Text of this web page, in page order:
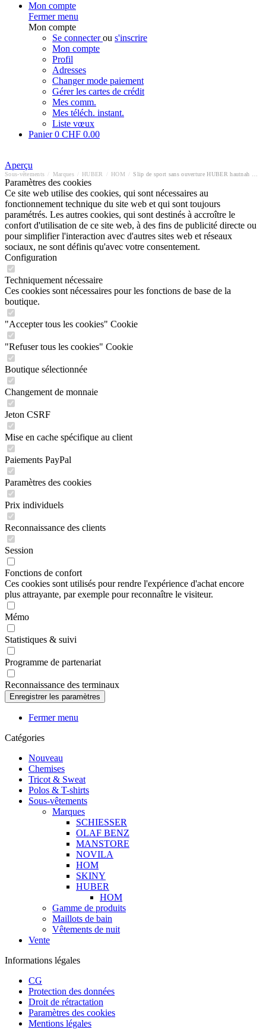
Mon compte
Fermer menu
Mon compte
Se connecterou s'inscrire
Mon compte
Profil
Adresses
Changer mode paiement
Gérer les cartes de crédit
Mes comm.
Mes téléch. instant.
Liste vœux
Panier0 CHF 0.00
Aperçu
Sous-vêtements Marques HUBER HOM
Paramètres des cookies
Ce site web utilise des cookies, qui sont nécessaires au
fonctionnement technique du site web et qui sont toujours
paramétrés. Les autres cookies, qui sont destinés à accroître le
confort d'utilisation de ce site web, à des fins de publicité directe ou
pour simplifier l'interaction avec d'autres sites web et réseaux
sociaux, ne sont définis qu'avec votre consentement.
Configuration
Techniquement nécessaire
Ces cookies sont nécessaires pour les fonctions de base de la
boutique.
"Accepter tous les cookies" Cookie
"Refuser tous les cookies" Cookie
Boutique sélectionnée
Changement de monnaie
Jeton CSRF
Mise en cache spécifique au client
Paiements PayPal
Paramètres des cookies
Prix individuels
Reconnaissance des clients
Session
Fonctions de confort
Ces cookies sont utilisés pour rendre l'expérience d'achat encore
plus attrayante, par exemple pour reconnaître le visiteur.
Mémo
Statistiques & suivi
Programme de partenariat
Reconnaissance des terminaux
Fermer menu
Catégories
Nouveau
Chemises
Tricot & Sweat
Polos & T-shirts
Sous-vêtements
Marques
SCHIESSER
OLAF BENZ
MANSTORE
NOVILA
HOM
SKINY
HUBER
HOM
Gamme de produits
Maillots de bain
Vêtements de nuit
Vente
Informations légales
CG
Protection des données
Droit de rétractation
Paramètres des cookies
Mentions légales